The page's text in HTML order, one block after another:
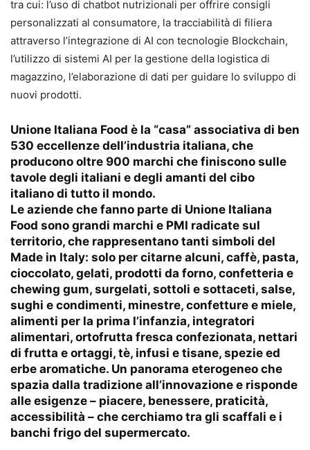
tra cui: l’uso di chatbot nutrizionali per offrire consigli
personalizzati al consumatore, la tracciabilità di filiera
attraverso l’integrazione di AI con tecnologie Blockchain,
l’utilizzo di sistemi AI per la gestione della logistica di
magazzino, l’elaborazione di dati per guidare lo sviluppo di
nuovi prodotti.
Unione Italiana Food è la “casa” associativa di ben
530 eccellenze dell’industria italiana, che
producono oltre 900 marchi che finiscono sulle
tavole degli italiani e degli amanti del cibo
italiano di tutto il mondo.
Le aziende che fanno parte di Unione Italiana
Food sono grandi marchi e PMI radicate sul
territorio, che rappresentano tanti simboli del
Made in Italy: solo per citarne alcuni, caffè, pasta,
cioccolato, gelati, prodotti da forno, confetteria e
chewing gum, surgelati, sottoli e sottaceti, salse,
sughi e condimenti, minestre, confetture e miele,
alimenti per la prima l’infanzia, integratori
alimentari, ortofrutta fresca confezionata, nettari
di frutta e ortaggi, tè, infusi e tisane, spezie ed
erbe aromatiche. Un panorama eterogeneo che
spazia dalla tradizione all’innovazione e risponde
alle esigenze – piacere, benessere, praticità,
accessibilità – che cerchiamo tra gli scaffali e i
banchi frigo del supermercato.